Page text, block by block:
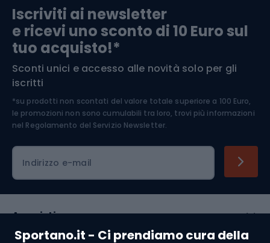
Sportano.it - Ci prendiamo cura della
Arrampicata
Medicina dello sport
Abbigliamento ciclistico
Iscriviti ai newsletter
e ricevi uno sconto di 10 Euro sul
tuo acquisto!*
Sconti unici e accesso alle novità solo per gli
iscritti
*su prodotti non scontati del valore totale superiore a 100 Euro,
le promozioni non sono cumulabili tra loro, trovi più informazioni
nel Regolamento del Servizio Newsletter.
Indirizzo e-mail
Acquisti